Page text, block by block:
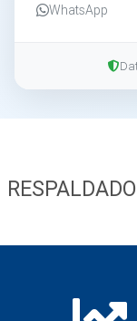
WhatsApp